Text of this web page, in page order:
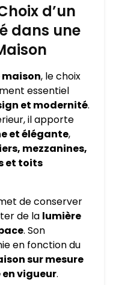
d’un
dans une
, le choix
essentiel
et modernité.
il apporte
et élégante,
mezzanines,
et toits
de conserver
de la lumière
. Son
en fonction du
sur mesure
vigueur.